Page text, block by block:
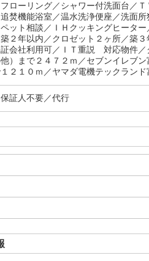
ローリング／シャワー付洗面台／
焚機能浴室／温水洗浄便座／洗面
ット相談／ＩＨクッキングヒータ
２年以内／クロゼット２ヶ所／築
会社利用可／ＩＴ重説 対応物件／
他）まで２４７２ｍ／セブンイレブ
１２１０ｍ／ヤマダ電機テックラン
証人不要／代行